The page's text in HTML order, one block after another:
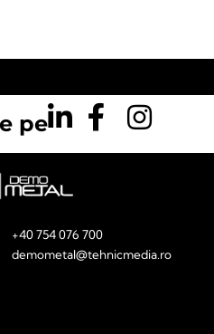
pe
+40 754 076 700
demometal@tehnicmedia.ro